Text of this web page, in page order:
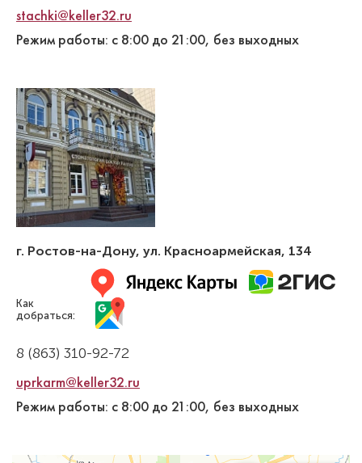
Симонян Милена Артуровна
Стоматолог-ортодонт
Специальность: детская ортодонтия,
ортодонтия
Стаж работы: 3 года
Стоматолог-ортодонт
stachki@keller32.ru
Режим работы: с 8:00 до 21:00, без выходных
г. Ростов-на-Дону, ул. Красноармейская, 134
Как
добраться:
8 (863) 310-92-72
uprkarm@keller32.ru
Режим работы: с 8:00 до 21:00, без выходных